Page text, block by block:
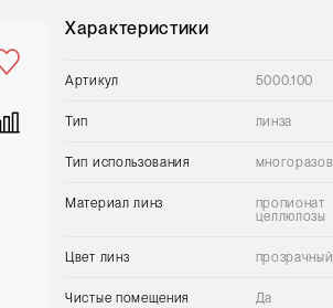
Характеристики
Артикул 5000.100
Тип линза
Тип использования
Материал линз
пропионат
целлюлозы
Цвет линз прозрачный
Чистые помещения Да